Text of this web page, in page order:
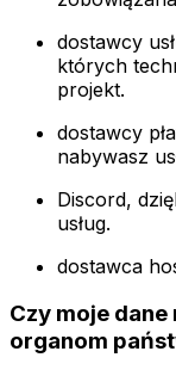
dostawcy
których
projekt.
dostawcy
nabywasz
Discord,
usług.
dostawca
Czy moje
organom